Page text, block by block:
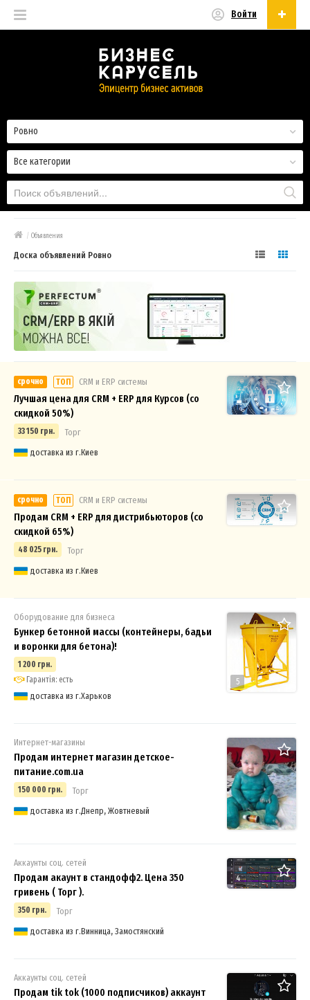
Войти
Все категории
Ровно
/ Объявления
Доска объявлений Ровно
срочно ТОП СRM и ERP системы
Лучшая цена для CRM + ERP для Курсов (со
скидкой 50%)
33 150 грн.
Торг
доставка из г.Киев
срочно ТОП СRM и ERP системы
Продам CRM + ERP для дистрибьюторов (со
скидкой 65%)
48 025 грн.
Торг
доставка из г.Киев
5
Оборудование для бизнеса
Бункер бетонной массы (контейнеры, бадьи
и воронки для бетона)!
1 200 грн.
Гарантія: есть
доставка из г.Харьков
Интернет-магазины
Продам интернет магазин детское-
питание.com.ua
150 000 грн.
Торг
доставка из г.Днепр, Жовтневый
4
Аккаунты соц. сетей
Продам акаунт в стандофф2. Цена 350
гривень ( Торг ).
350 грн.
Торг
доставка из г.Винница, Замостянский
Аккаунты соц. сетей
Продам tik tok (1000 подписчиков) аккаунт